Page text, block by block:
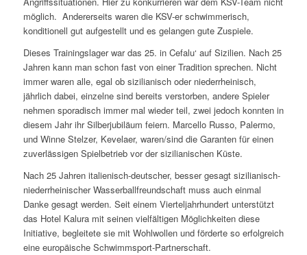
möglich. Andererseits waren die KSV-er schwimmerisch,
konditionell gut aufgestellt und es gelangen gute Zuspiele.
Dieses Trainingslager war das 25. in Cefalu‘ auf Sizilien. Nach 25
Jahren kann man schon fast von einer Tradition sprechen. Nicht
immer waren alle, egal ob sizilianisch oder niederrheinisch,
jährlich dabei, einzelne sind bereits verstorben, andere Spieler
nehmen sporadisch immer mal wieder teil, zwei jedoch konnten in
diesem Jahr ihr Silberjubiläum feiern. Marcello Russo, Palermo,
und Winne Stelzer, Kevelaer, waren/sind die Garanten für einen
zuverlässigen Spielbetrieb vor der sizilianischen Küste.
Nach 25 Jahren italienisch-deutscher, besser gesagt sizilianisch-
niederrheinischer Wasserballfreundschaft muss auch einmal
Danke gesagt werden. Seit einem Vierteljahrhundert unterstützt
das Hotel Kalura mit seinen vielfältigen Möglichkeiten diese
Initiative, begleitete sie mit Wohlwollen und förderte so erfolgreich
eine europäische Schwimmsport-Partnerschaft.